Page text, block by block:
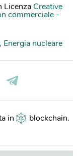
Licenza Creative
commerciale -
, Energia nucleare
in blockchain.